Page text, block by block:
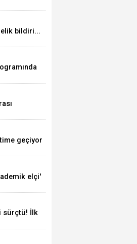
bildiri...
mesajı
geçiyor
elçi'
sürçtü! İlk